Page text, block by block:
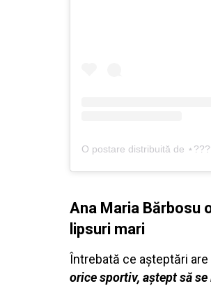
Ana Maria Bărbosu
lipsuri mari
Întrebată ce aşteptări
orice sportiv, aştept să